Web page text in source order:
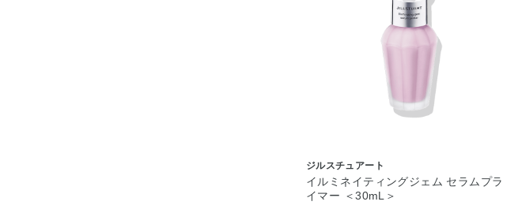
ジルスチュアート
イルミネイティングジェム セラムプラ
イマー ＜30mL＞